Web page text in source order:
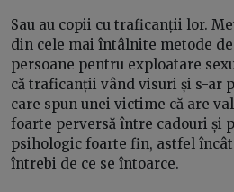
Sau au copii cu traficanții lor.
din cele mai întâlnite metode
persoane pentru exploatare
că traficanții vând visuri și s-ar
care spun unei victime că are
foarte perversă între cadouri și
psihologic foarte fin, astfel
întrebi de ce se întoarce.